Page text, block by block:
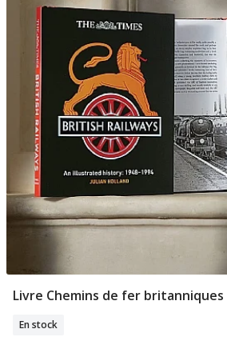
Ajouter Au Panier
Livre Chemins de fer britanniques
En stock